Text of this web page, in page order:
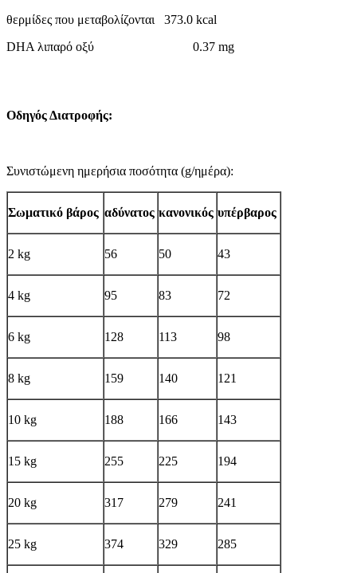
θερμίδες που μεταβολίζονται 373.0 kcal
DHA λιπαρό οξύ 0.37 mg
Οδηγός Διατροφής:
Συνιστώμενη ημερήσια ποσότητα (g/ημέρα):
Σωματικό βάρος αδύνατος κανονικός υπέρβαρος
2 kg 56 50 43
4 kg 95 83 72
6 kg 128 113 98
8 kg 159 140 121
10 kg 188 166 143
15 kg 255 225 194
20 kg 317 279 241
25 kg 374 329 285